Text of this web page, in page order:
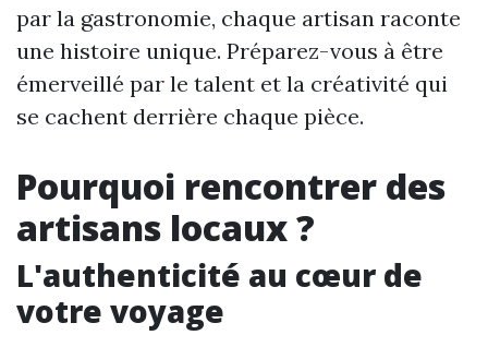
par la gastronomie, chaque artisan raconte
une histoire unique. Préparez-vous à être
émerveillé par le talent et la créativité qui
se cachent derrière chaque pièce.
Pourquoi rencontrer des
artisans locaux ?
L'authenticité au cœur de
votre voyage